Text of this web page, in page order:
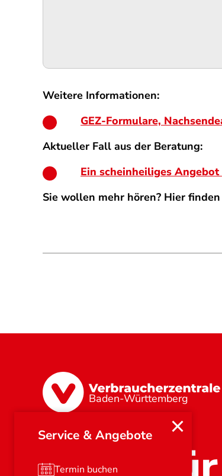
Service & Angebote
Termin buchen
Weitere Informationen:
GEZ-Formulare,
Aktueller Fall aus der Beratung:
Ein scheinheiliges Angebot
Sie wollen mehr hören? Hier
Baden-Württemberg